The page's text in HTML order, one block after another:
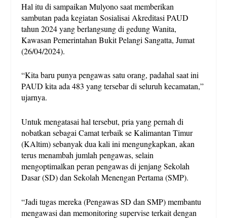
Hal itu di sampaikan Mulyono saat memberikan
sambutan pada kegiatan Sosialisai Akreditasi PAUD
tahun 2024 yang berlangsung di gedung Wanita,
Kawasan Pemerintahan Bukit Pelangi Sangatta, Jumat
(26/04/2024).
“Kita baru punya pengawas satu orang, padahal saat ini
PAUD kita ada 483 yang tersebar di seluruh kecamatan,”
ujarnya.
Untuk mengatasai hal tersebut, pria yang pernah di
nobatkan sebagai Camat terbaik se Kalimantan Timur
(KAltim) sebanyak dua kali ini mengungkapkan, akan
terus menambah jumlah pengawas, selain
mengoptimalkan peran pengawas di jenjang Sekolah
Dasar (SD) dan Sekolah Menengan Pertama (SMP).
“Jadi tugas mereka (Pengawas SD dan SMP) membantu
mengawasi dan memonitoring supervise terkait dengan